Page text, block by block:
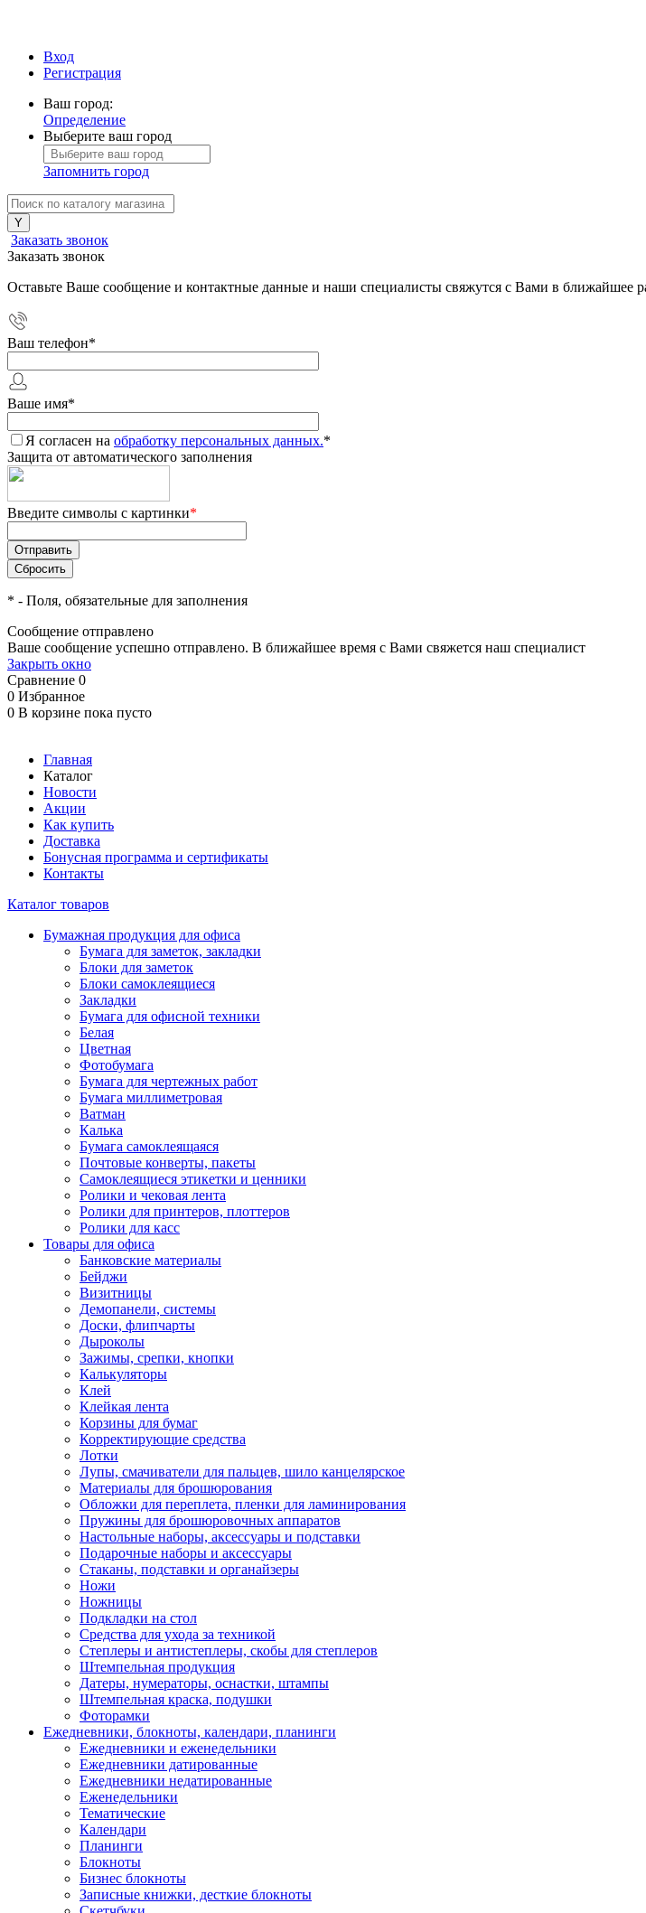
Вход
Регистрация
Ваш город:
Определение
Выберите ваш город
Запомнить город
Заказать звонок
Заказать звонок
Оставьте Ваше сообщение и контактные данные и наши специалисты свяжутся с Вами в ближайшее
Ваш телефон*
Ваше имя*
Я согласен на обработку персональных данных.*
Защита от автоматического заполнения
Введите символы с картинки*
* - Поля, обязательные для заполнения
Сообщение отправлено
Ваше сообщение успешно отправлено. В ближайшее время с Вами свяжется наш специалист
Закрыть окно
Сравнение 0
0 Избранное
0 В корзине пока пусто
Главная
Каталог
Новости
Акции
Как купить
Доставка
Бонусная программа и сертификаты
Контакты
Каталог товаров
Бумажная продукция для офиса
Бумага для заметок, закладки
Блоки для заметок
Блоки самоклеящиеся
Закладки
Бумага для офисной техники
Белая
Цветная
Фотобумага
Бумага для чертежных работ
Бумага миллиметровая
Ватман
Калька
Бумага самоклеящаяся
Почтовые конверты, пакеты
Самоклеящиеся этикетки и ценники
Ролики и чековая лента
Ролики для принтеров, плоттеров
Ролики для касс
Товары для офиса
Банковские материалы
Бейджи
Визитницы
Демопанели, системы
Доски, флипчарты
Дыроколы
Зажимы, срепки, кнопки
Калькуляторы
Клей
Клейкая лента
Корзины для бумаг
Корректирующие средства
Лотки
Лупы, смачиватели для пальцев, шило канцелярское
Материалы для брошюрования
Обложки для переплета, пленки для ламинирования
Пружины для брошюровочных аппаратов
Настольные наборы, аксессуары и подставки
Подарочные наборы и аксессуары
Стаканы, подставки и органайзеры
Ножи
Ножницы
Подкладки на стол
Средства для ухода за техникой
Степлеры и антистеплеры, скобы для степлеров
Штемпельная продукция
Датеры, нумераторы, оснастки, штампы
Штемпельная краска, подушки
Фоторамки
Ежедневники, блокноты, календари, планинги
Ежедневники и еженедельники
Ежедневники датированные
Ежедневники недатированные
Еженедельники
Тематические
Календари
Планинги
Блокноты
Бизнес блокноты
Записные книжки, десткие блокноты